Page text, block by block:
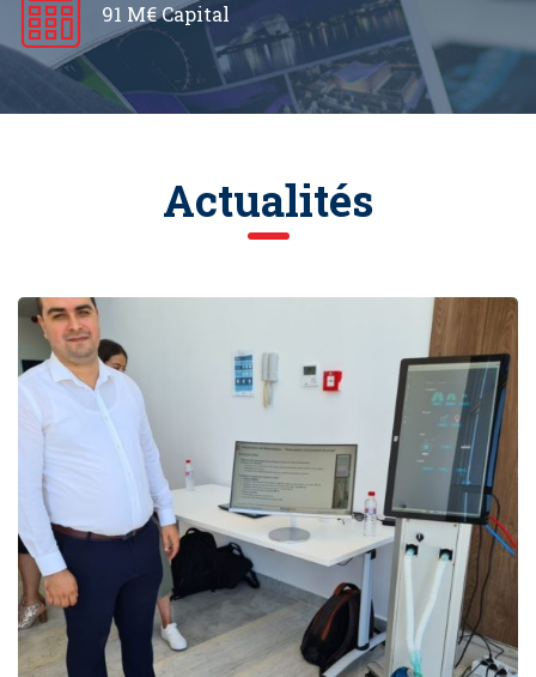
91 M€ Capital
Actualités